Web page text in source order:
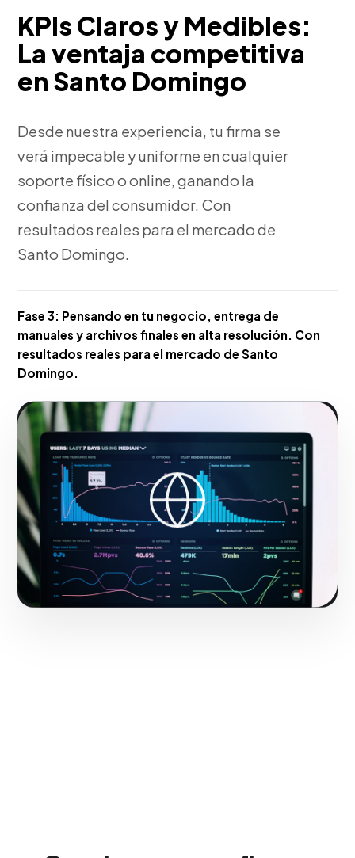
KPIs Claros y Medibles:
La ventaja competitiva
en Santo Domingo
Desde nuestra experiencia, tu firma se
verá impecable y uniforme en cualquier
soporte físico o online, ganando la
confianza del consumidor. Con
resultados reales para el mercado de
Santo Domingo.
Fase 3: Pensando en tu negocio, entrega de
manuales y archivos finales en alta resolución. Con
resultados reales para el mercado de Santo
Domingo.
Hacerlo realidad